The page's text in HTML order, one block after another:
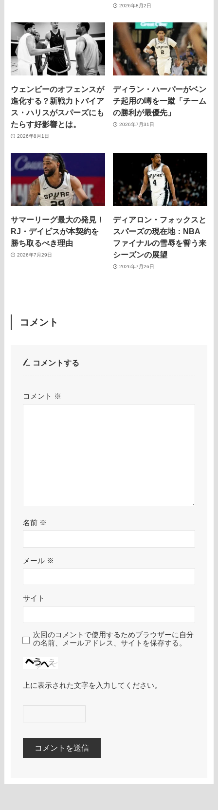
2026年8月2日
ウェンビーのオフェンスが
進化する？新戦力トバイア
ス・ハリスがスパーズにも
たらす好影響とは。
2026年8月1日
ディラン・ハーパーがベン
チ起用の噂を一蹴「チーム
の勝利が最優先」
2026年7月31日
サマーリーグ最大の発見！
RJ・デイビスが本契約を
勝ち取るべき理由
2026年7月29日
ディアロン・フォックスと
スパーズの現在地：NBA
ファイナルの雪辱を誓う来
シーズンの展望
2026年7月26日
コメント
コメントする
コメント ※
名前 ※
メール ※
サイト
次回のコメントで使用するためブラウザーに自分
の名前、メールアドレス、サイトを保存する。
上に表示された文字を入力してください。